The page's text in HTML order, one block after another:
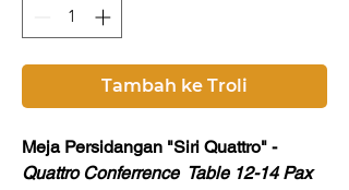
Tambah ke Troli
Meja Persidangan "Siri Quattro" -
Quattro Conferrence Table 12-14 Pax